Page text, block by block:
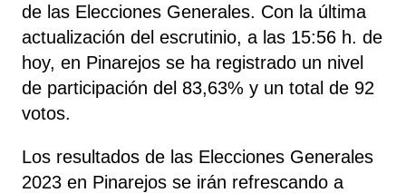
de las Elecciones Generales. Con la última
actualización del escrutinio, a las 15:56 h. de
hoy, en Pinarejos se ha registrado un nivel
de participación del 83,63% y un total de 92
votos.
Los resultados de las Elecciones Generales
2023 en Pinarejos se irán refrescando a